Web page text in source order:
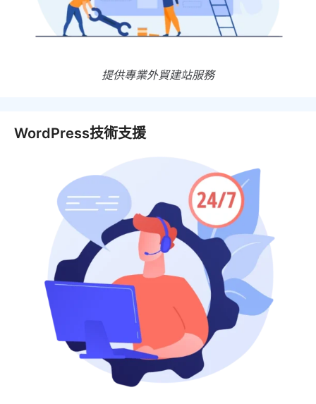
提供專業外貿建站服務
WordPress技術支援